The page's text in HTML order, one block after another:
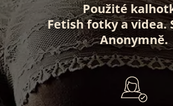
Použité
Fetish fotkyavidea.
Anonymně.